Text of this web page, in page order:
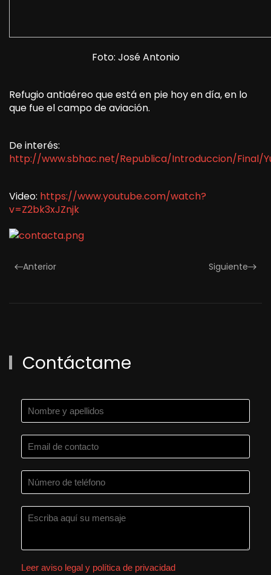
Foto: José Antonio
Refugio antiaéreo que está en pie hoy en día, en lo
que fue el campo de aviación.
De interés:
http://www.sbhac.net/Republica/Introduccion/Final/
Video: https://www.youtube.com/watch?
v=Z2bk3xJZnjk
Anterior Siguiente
Contáctame
Leer aviso legal y política de privacidad